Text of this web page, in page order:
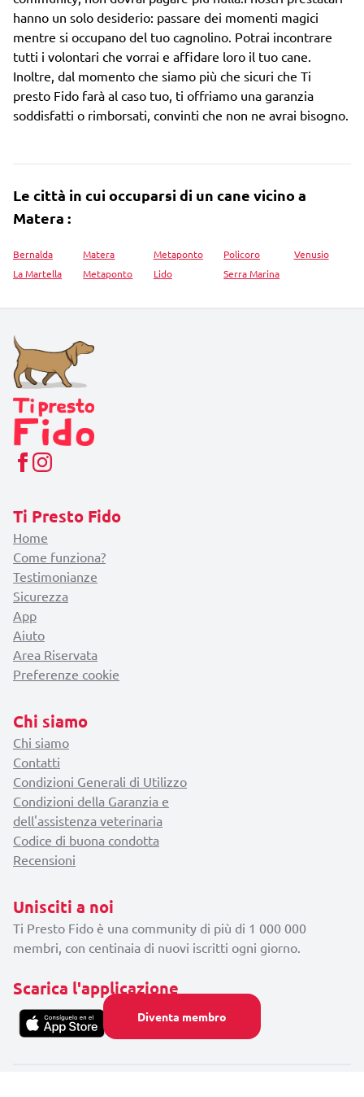
Diventa membro
hanno un solo desiderio: passare dei momenti magici
mentre si occupano del tuo cagnolino. Potrai incontrare
tutti i volontari che vorrai e affidare loro il tuo cane.
Inoltre, dal momento che siamo più che sicuri che Ti
presto Fido farà al caso tuo, ti offriamo una garanzia
soddisfatti o rimborsati, convinti che non ne avrai bisogno.
Le città in cui occuparsi di un cane vicino a
Matera :
Bernalda
La Martella
Matera
Metaponto
Metaponto
Lido
Policoro
Serra Marina
Venusio
Ti Presto Fido
Home
Come funziona?
Testimonianze
Sicurezza
App
Aiuto
Area Riservata
Preferenze cookie
Chi siamo
Chi siamo
Contatti
Condizioni Generali di Utilizzo
Condizioni della Garanzia e
dell'assistenza veterinaria
Codice di buona condotta
Recensioni
Unisciti a noi
Ti Presto Fido è una community di più di 1 000 000
membri, con centinaia di nuovi iscritti ogni giorno.
Scarica l'applicazione